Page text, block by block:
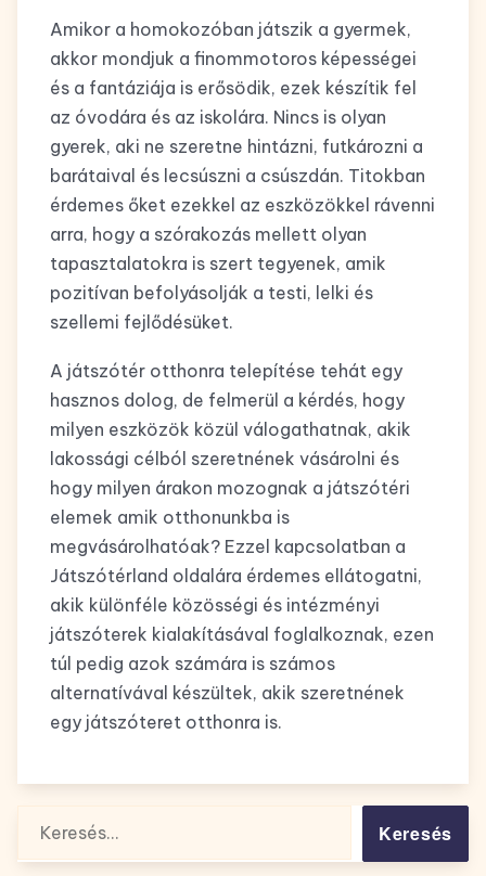
Amikor a homokozóban játszik a gyermek,
akkor mondjuk a finommotoros képességei
és a fantáziája is erősödik, ezek készítik fel
az óvodára és az iskolára. Nincs is olyan
gyerek, aki ne szeretne hintázni, futkározni a
barátaival és lecsúszni a csúszdán. Titokban
érdemes őket ezekkel az eszközökkel rávenni
arra, hogy a szórakozás mellett olyan
tapasztalatokra is szert tegyenek, amik
pozitívan befolyásolják a testi, lelki és
szellemi fejlődésüket.
A játszótér otthonra telepítése tehát egy
hasznos dolog, de felmerül a kérdés, hogy
milyen eszközök közül válogathatnak, akik
lakossági célból szeretnének vásárolni és
hogy milyen árakon mozognak a játszótéri
elemek amik otthonunkba is
megvásárolhatóak? Ezzel kapcsolatban a
Játszótérland oldalára érdemes ellátogatni,
akik különféle közösségi és intézményi
játszóterek kialakításával foglalkoznak, ezen
túl pedig azok számára is számos
alternatívával készültek, akik szeretnének
egy játszóteret otthonra is.